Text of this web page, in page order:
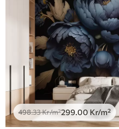
498.33Kr/m²299 .00 Kr/m²